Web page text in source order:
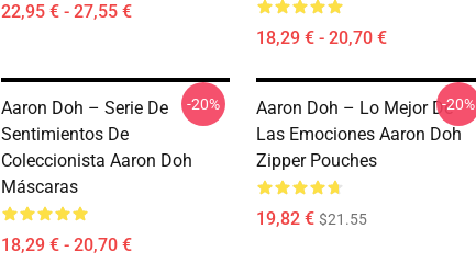
22,95 € - 27,55 €
18,29 € - 20,70 €
Aaron Doh – Serie De
Sentimientos De
Coleccionista Aaron Doh
Máscaras
18,29 € - 20,70 €
-20%
Aaron Doh – Lo Mejor De
Las Emociones Aaron Doh
Zipper Pouches
19,82 € $21.55
-20%